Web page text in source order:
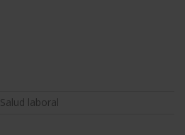
Salud laboral